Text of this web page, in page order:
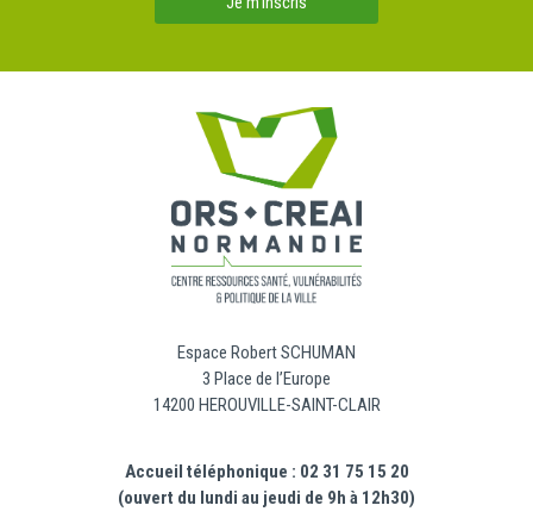
Espace Robert SCHUMAN
3 Place de l’Europe
14200 HEROUVILLE-SAINT-CLAIR
Accueil téléphonique : 02 31 75 15 20
(ouvert du lundi au jeudi de 9h à 12h30)